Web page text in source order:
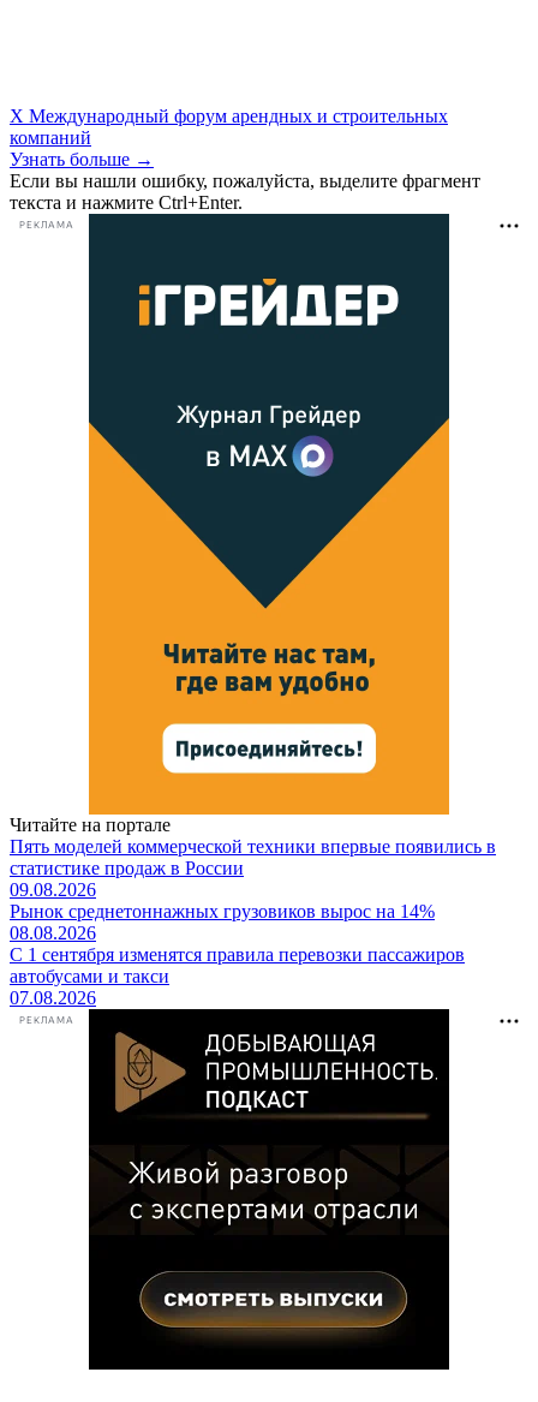
X Международный форум арендных и строительных
компаний
Узнать больше →
Если вы нашли ошибку, пожалуйста, выделите фрагмент
текста и нажмите Ctrl+Enter.
РЕКЛАМА
Читайте на портале
Пять моделей коммерческой техники впервые появились в
статистике продаж в России
09.08.2026
Рынок среднетоннажных грузовиков вырос на 14%
08.08.2026
С 1 сентября изменятся правила перевозки пассажиров
автобусами и такси
07.08.2026
РЕКЛАМА